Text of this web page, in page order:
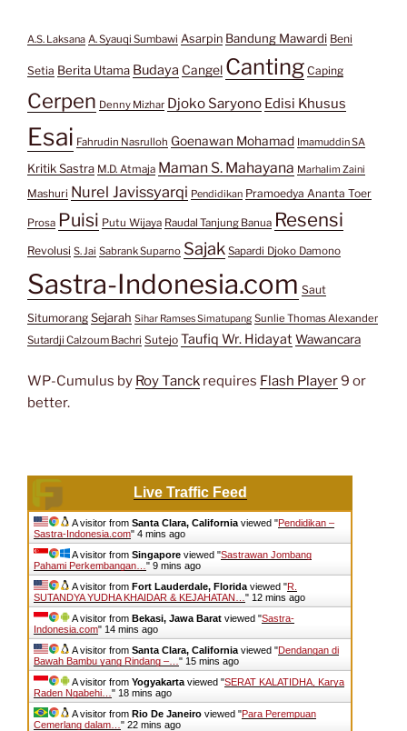
A.S. Laksana A. Syauqi Sumbawi Asarpin Bandung Mawardi Beni
Setia Berita Utama Budaya Cangel Canting Caping
Cerpen Denny Mizhar Djoko Saryono Edisi Khusus
Esai Fahrudin Nasrulloh Goenawan Mohamad Imamuddin SA
Kritik Sastra M.D. Atmaja Maman S. Mahayana Marhalim Zaini
Mashuri Nurel Javissyarqi Pendidikan Pramoedya Ananta Toer
Prosa Puisi Putu Wijaya Raudal Tanjung Banua Resensi
Revolusi S. Jai Sabrank Suparno Sajak Sapardi Djoko Damono
Sastra-Indonesia.com Saut
Situmorang Sejarah Sihar Ramses Simatupang Sunlie Thomas Alexander
Sutardji Calzoum Bachri Sutejo Taufiq Wr. Hidayat Wawancara
WP-Cumulus by Roy Tanck requires Flash Player9 or
better.
Live Traffic Feed
A visitor from Santa Clara, California viewed "Pendidikan –
Sastra-Indonesia.com" 4 mins ago
A visitor from Singapore viewed "Sastrawan Jombang
Pahami Perkembangan… " 9 mins ago
A visitor from Fort Lauderdale, Florida viewed "R.
SUTANDYA YUDHA KHAIDAR & KEJAHATAN… " 12 mins ago
A visitor from Bekasi, Jawa Barat viewed "Sastra-
Indonesia.com" 14 mins ago
A visitor from Santa Clara, California viewed "Dendangan di
Bawah Bambu yang Rindang –… " 15 mins ago
A visitor from Yogyakarta viewed "SERAT KALATIDHA, Karya
Raden Ngabehi… " 18 mins ago
A visitor from Rio De Janeiro viewed "Para Perempuan
Cemerlang dalam… " 22 mins ago